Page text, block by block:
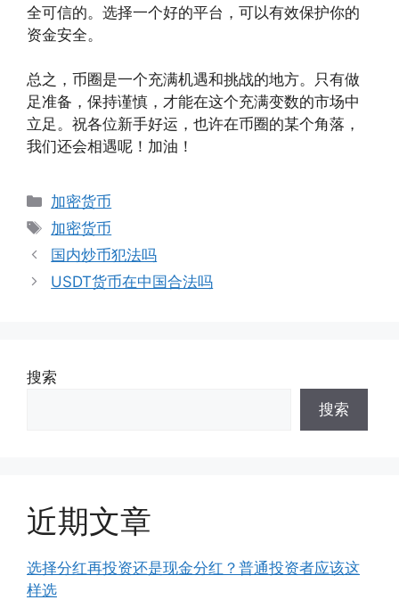
全可信的。选择一个好的平台，可以有效保护你的
资金安全。
总之，币圈是一个充满机遇和挑战的地方。只有做
足准备，保持谨慎，才能在这个充满变数的市场中
立足。祝各位新手好运，也许在币圈的某个角落，
我们还会相遇呢！加油！
分
类
加密货币
标
签
加密货币
国内炒币犯法吗
USDT货币在中国合法吗
搜索
搜索
近期文章
选择分红再投资还是现金分红？普通投资者应该这
样选